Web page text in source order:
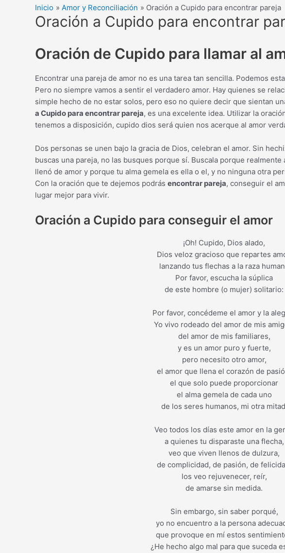
Inicio Amor y Reconciliación Oración a Cupido para encontrar pareja
Oración a Cupido para encontrar
Oración de Cupido para llamar al
Encontrar una pareja de amor no es una tarea tan sencilla. Podemos
Pero no siempre vamos a sentir el verdadero amor. Hay quienes se
simple hecho de no estar solos, pero eso no quiere decir que sientan
a Cupido para encontrar pareja, es una excelente idea. Utilizar la
tenemos a disposición, cupido dios será quien nos acerque al amor
Dos personas se unen bajo la gracia de Dios, celebran el amor. Sin
buscas una pareja, no las busques porque sí. Buscala porque
llenó de amor y porque tu alma gemela es ella o el, y no ninguna otra
Con la oración que te dejemos podrás encontrar pareja, conseguir el
lugar mejor para vivir.
Oración a Cupido para conseguir el amor
¡Oh! Cupido, Dios alado,
Dios veloz gracioso que repartes
lanzando tus flechas a la raza
Por favor, escucha la súplica
de este hombre (o mujer) solitario:
Por favor, concédeme el amor y la
Yo vivo rodeado del amor de mis
del amor de mis familiares,
y es un amor puro y fuerte,
pero necesito otro amor,
el amor que llena el corazón de
el que solo puede proporcionar
el alma gemela de cada uno
de los seres humanos, mi otra
Veo todos los días este amor en la
a quienes tu disparaste una flecha,
veo que viven llenos de dulzura,
de complicidad, de pasión, de
los veo rejuvenecer, reír,
de amarse sin medida.
Sin embargo, sin saber porqué,
yo no encuentro a la persona
que provoque en mí estos
¿He hecho algo mal para que suceda